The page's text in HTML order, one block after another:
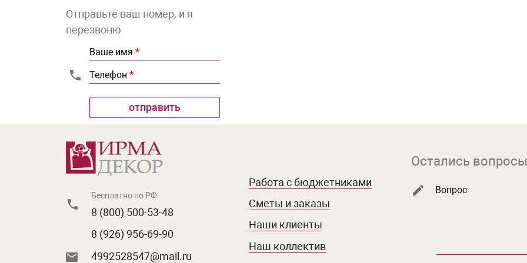
Отправьте ваш номер, и я
перезвоню
Ваше имя *
Телефон *
Бесплатно по РФ
8 (800) 500-53-48
8 (926) 956-69-90
4992528547@mail.ru
Работа с бюджетниками
Сметы и заказы
Наши клиенты
Наш коллектив
Остались
Вопрос